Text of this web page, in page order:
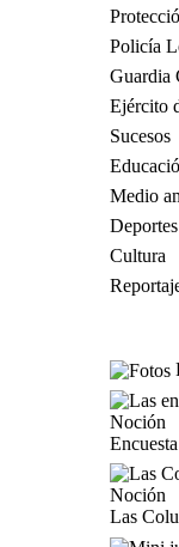
Policía
Guardia
Ejército
Sucesos
Medio
Deportes
Cultura
Encuesta
Las